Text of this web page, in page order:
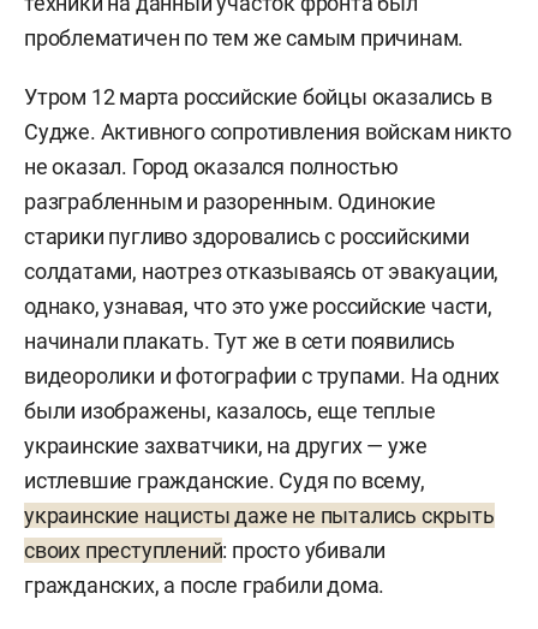
проблематичен по тем же самым причинам.
Утром 12 марта российские бойцы оказались в
Судже. Активного сопротивления войскам никто
не оказал. Город оказался полностью
разграбленным и разоренным. Одинокие
старики пугливо здоровались с российскими
солдатами, наотрез отказываясь от эвакуации,
однако, узнавая, что это уже российские части,
начинали плакать. Тут же в сети появились
видеоролики и фотографии с трупами. На одних
были изображены, казалось, еще теплые
украинские захватчики, на других — уже
истлевшие гражданские. Судя по всему,
украинские нацисты даже не пытались скрыть
своих преступлений: просто убивали
гражданских, а после грабили дома.